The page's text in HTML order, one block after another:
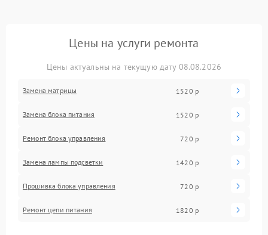
Цены на услуги ремонта
Цены актуальны на текущую дату 08.08.2026
Замена матрицы 1520 р
Замена блока питания 1520 р
Ремонт блока управления 720 р
Замена лампы подсветки 1420 р
Прошивка блока управления 720 р
Ремонт цепи питания 1820 р